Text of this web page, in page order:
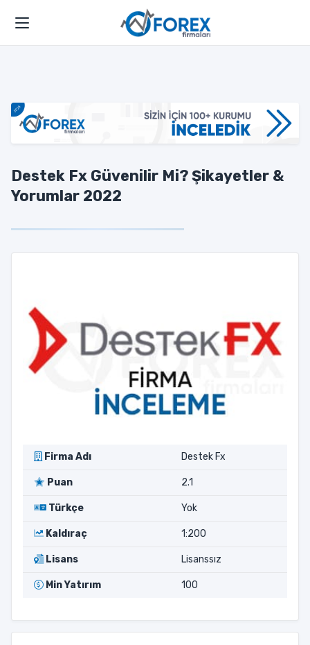
Destek Fx Güvenilir Mi? Şikayetler &
Yorumlar 2022
Firma Adı Destek Fx
Puan 2.1
Türkçe Yok
Kaldıraç 1:200
Lisans Lisanssız
Min Yatırım 100